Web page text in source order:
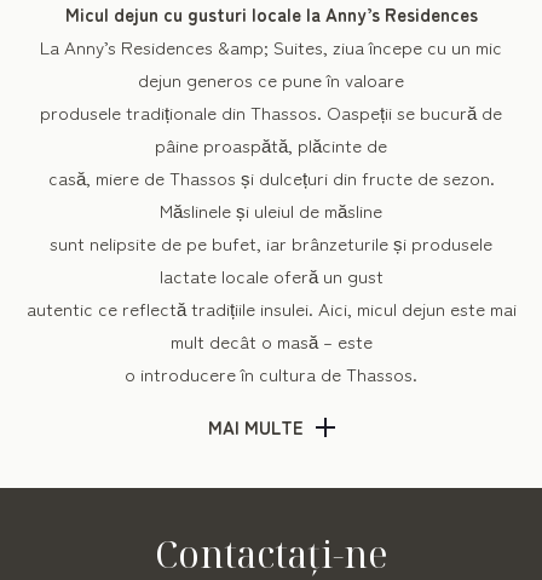
Micul dejun cu gusturi locale la Anny’s Residences
La Anny’s Residences &amp; Suites, ziua începe cu un mic
dejun generos ce pune în valoare
produsele tradiționale din Thassos. Oaspeții se bucură de
pâine proaspătă, plăcinte de
casă, miere de Thassos și dulcețuri din fructe de sezon.
Măslinele și uleiul de măsline
sunt nelipsite de pe bufet, iar brânzeturile și produsele
lactate locale oferă un gust
autentic ce reflectă tradițiile insulei. Aici, micul dejun este mai
mult decât o masă – este
o introducere în cultura de Thassos.
Relaxare la piscină – Bella Vista Pool Bar
Cu o vedere panoramică asupra Mării Egee, oaspeții pot
savura cocktailuri răcoritoare,
MAI MULTE
Contactaţi-ne